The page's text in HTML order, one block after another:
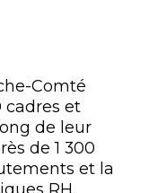
Comté
cadres et
de leur
de 1 300
et la
RH.